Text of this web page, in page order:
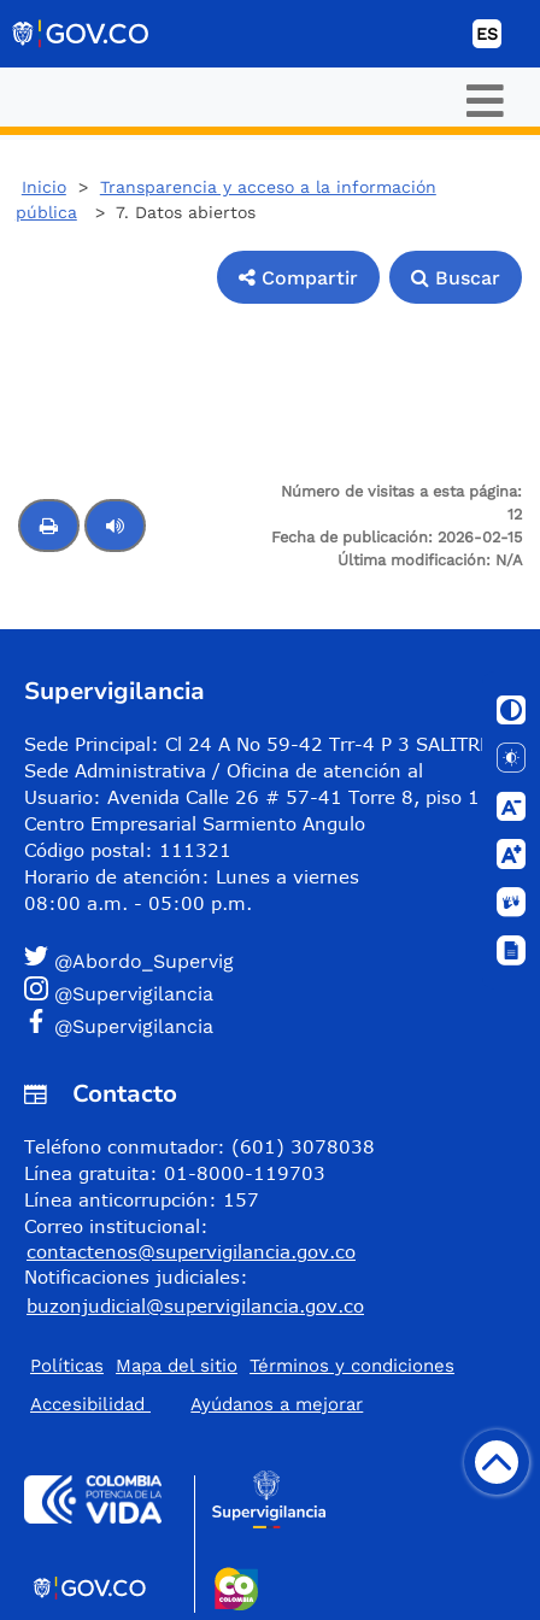
ES
Inicio> Transparencia y acceso a la información
pública > 7. Datos abiertos
Compartir Buscar
Número de visitas a esta página:
12
Fecha de publicación: 2026-02-15
Última modificación: N/A
Supervigilancia
Sede Principal: Cl 24 A No 59-42 Trr-4 P 3 SALITRE
Sede Administrativa / Oficina de atención al
Usuario: Avenida Calle 26 # 57-41 Torre 8, piso 11
Centro Empresarial Sarmiento Angulo
Código postal: 111321
Horario de atención: Lunes a viernes
08:00 a.m. - 05:00 p.m.
@Abordo_Supervig
@Supervigilancia
@Supervigilancia
Contacto
Teléfono conmutador: (601) 3078038
Línea gratuita: 01-8000-119703
Línea anticorrupción: 157
Correo institucional:
contactenos@supervigilancia.gov.co
Notificaciones judiciales:
buzonjudicial@supervigilancia.gov.co
Políticas Mapa del sitio
Términos y condiciones
Accesibilidad
​Ayúdanos a mejorar